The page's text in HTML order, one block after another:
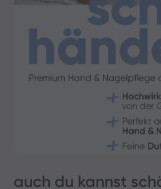
auch du kannst